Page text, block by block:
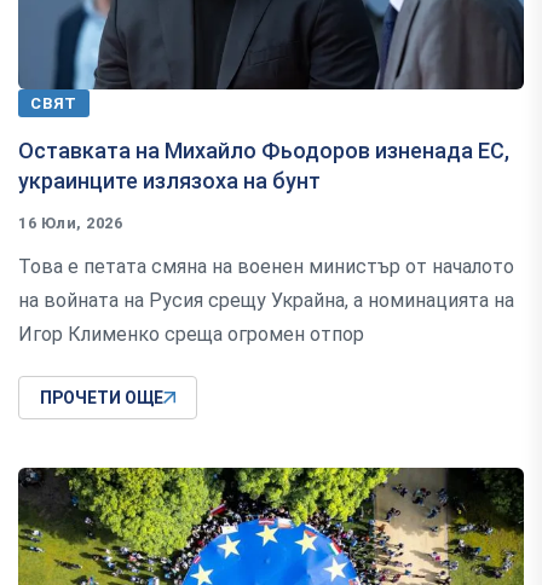
СВЯТ
Оставката на Михайло Фьодоров изненада ЕС,
украинците излязоха на бунт
16 Юли, 2026
Това е петата смяна на военен министър от началото
на войната на Русия срещу Украйна, а номинацията на
Игор Клименко среща огромен отпор
ПРОЧЕТИ ОЩЕ